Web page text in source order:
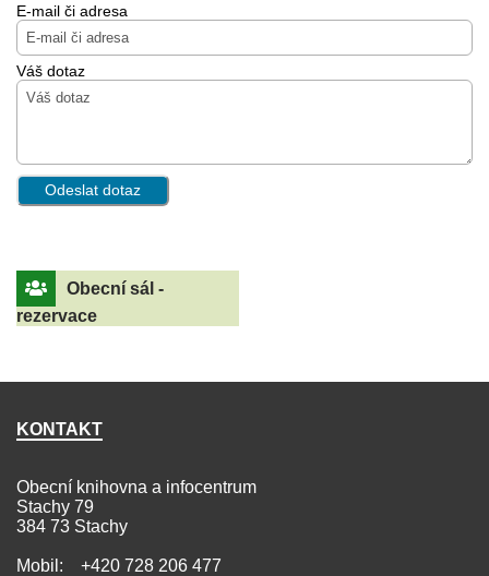
E-mail či adresa
Váš dotaz
Obecní sál -
rezervace
KONTAKT
Obecní knihovna a infocentrum
Stachy 79
384 73 Stachy
Mobil: +420 728 206 477